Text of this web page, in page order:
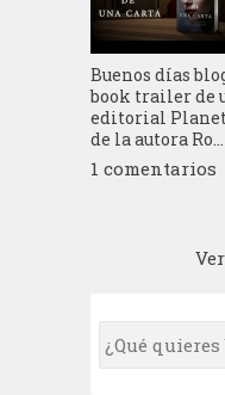
Buenos días
book trailer de
editorial
de la autora Ro...
1 comentarios
S
e